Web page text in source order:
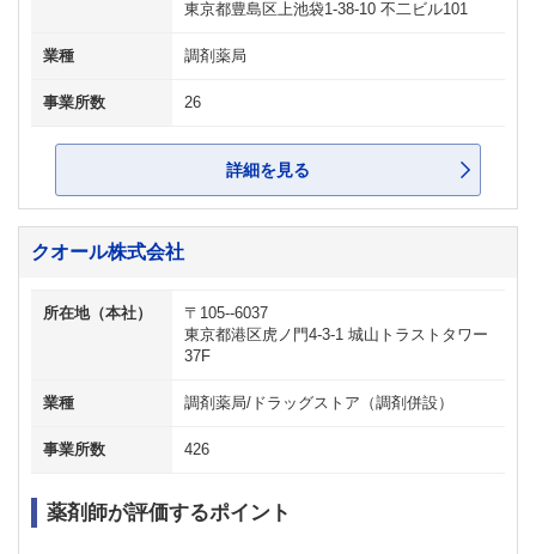
東京都豊島区上池袋1-38-10 不二ビル101
業種 調剤薬局
事業所数 26
詳細を見る
クオール株式会社
所在地（本社）
〒105--6037
東京都港区虎ノ門4-3-1 城山トラストタワー
37F
業種 調剤薬局/ドラッグストア（調剤併設）
事業所数 426
薬剤師が評価するポイント